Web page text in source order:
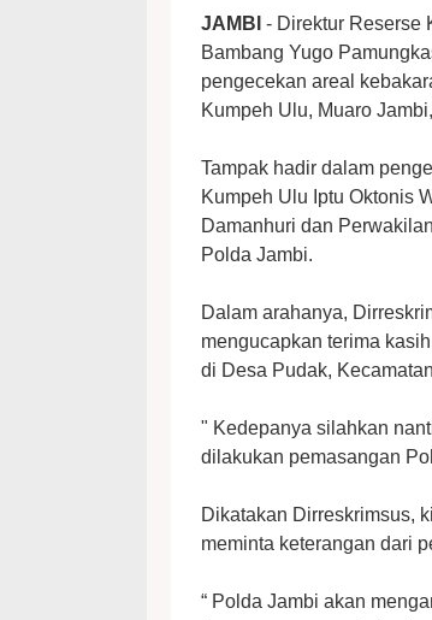
JAMBI - Direktur Reserse
Bambang Yugo
pengecekan areal
Kumpeh Ulu, Muaro
Tampak hadir dalam
Kumpeh Ulu Iptu Oktonis
Damanhuri dan
Polda Jambi.
Dalam arahanya,
mengucapkan terima
di Desa Pudak,
" Kedepanya silahkan
dilakukan pemasangan
Dikatakan Dirreskrimsus,
meminta keterangan dari
“ Polda Jambi akan